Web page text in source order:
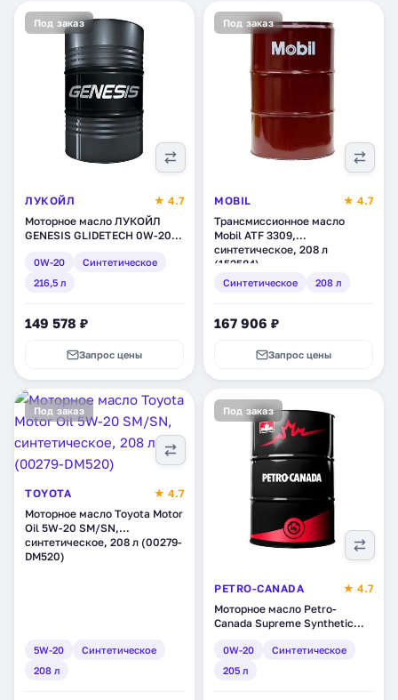
Под заказ
ЛУКОЙЛ
★ 4.7
Моторное масло ЛУКОЙЛ
GENESIS GLIDETECH 0W-20,
(1625686)
0W-20
Синтетическое
216,5 л
149 578 ₽
Запрос цены
Под заказ
MOBIL
★ 4.7
Трансмиссионное масло
Mobil ATF 3309,
синтетическое, 208 л
(152584)
Синтетическое 208 л
167 906 ₽
Запрос цены
Под заказ
TOYOTA
★ 4.7
Моторное масло Toyota Motor
Oil 5W-20 SM/SN,
синтетическое, 208 л (00279-
DM520)
5W-20
Синтетическое
208 л
Под заказ
PETRO-CANADA
★ 4.7
Моторное масло Petro-
Canada Supreme Synthetic
(MOSYN02DRM)
0W-20
Синтетическое
205 л